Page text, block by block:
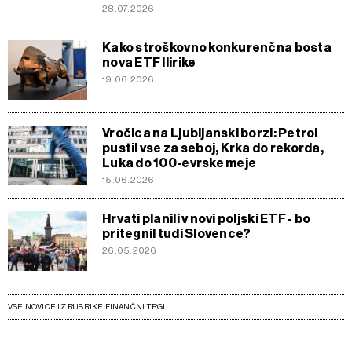
28.07.2026
Kako stroškovno konkurenčna bosta
nova ETF Ilirike
19.06.2026
Vročica na Ljubljanski borzi: Petrol
pustil vse za seboj, Krka do rekorda,
Luka do 100-evrske meje
15.06.2026
Hrvati planili v novi poljski ETF - bo
pritegnil tudi Slovence?
26.05.2026
VSE NOVICE IZ RUBRIKE FINANČNI TRGI